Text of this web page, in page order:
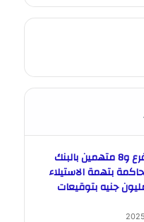
إحالة مدير فرع و8 متهمين بالبنك
بتهمة الاستيلاء
23.5 مليون جنيه بتوقيعات